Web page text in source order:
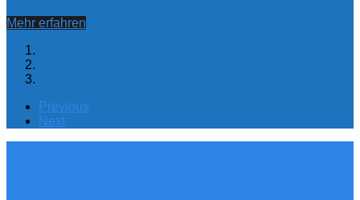
Mehr erfahren
Previous
Next